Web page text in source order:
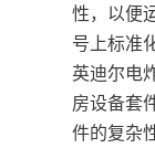
性，以便
号上标准
英迪尔电
房设备套
件的复杂